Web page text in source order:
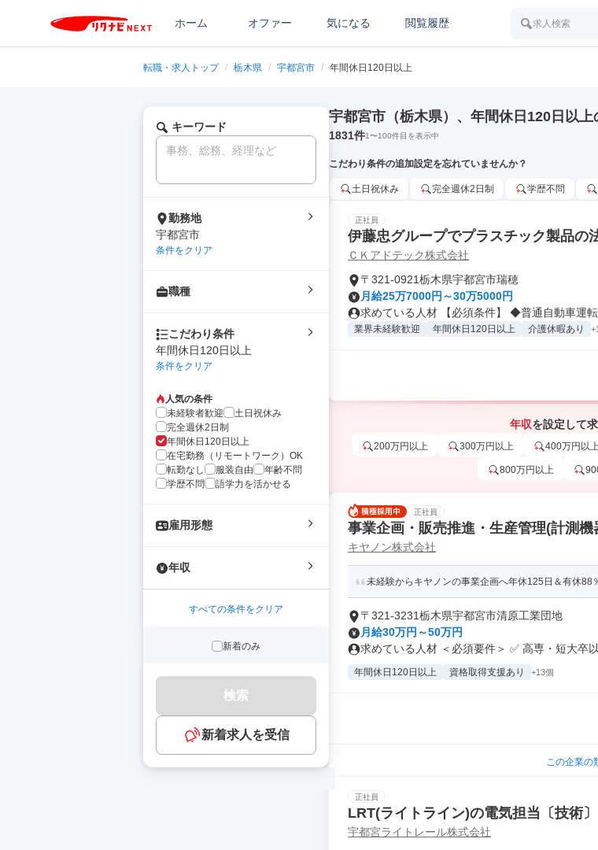
ホーム オファー 気になる 閲覧履歴 求人検索
転職・求人トップ / 栃木県 / 宇都宮市 / 年間休日120日以上
キーワード
勤務地
宇都宮市
条件をクリア
職種
こだわり条件
年間休日120日以上
条件をクリア
人気の条件
未経験者歓迎
土日祝休み
完全週休2日制
年間休日120日以上
在宅勤務（リモートワーク）OK
転勤なし
服装自由
年齢不問
学歴不問
語学力を活かせる
雇用形態
年収
すべての条件をクリア
新着のみ
検索
新着求人を受信
宇都宮市（栃木県）、年間休日120日以上
1831件1〜100件目を表示中
こだわり条件の追加設定を忘れていませんか？
土日祝休み 完全週休2日制 学歴不問
正社員
伊藤忠グループでプラスチック製品の
ＣＫアドテック株式会社
〒321-0921栃木県宇都宮市瑞穂
月給25万7000円～30万5000円
求めている人材 【必須条件】 ◆普通自動車運
業界未経験歓迎 年間休日120日以上 介護休暇あり
年収を設定して
200万円以上 300万円以上 400万円以
800万円以上
正社員
事業企画・販売推進・生産管理(計測機
キヤノン株式会社
未経験からキヤノンの事業企画へ年休125日＆有休88
〒321-3231栃木県宇都宮市清原工業団地
月給30万円～50万円
求めている人材 ＜必須要件＞ ✅ 高専・短大卒
年間休日120日以上 資格取得支援あり +13個
この企業の
正社員
LRT(ライトライン)の電気担当〔技術〕
宇都宮ライトレール株式会社